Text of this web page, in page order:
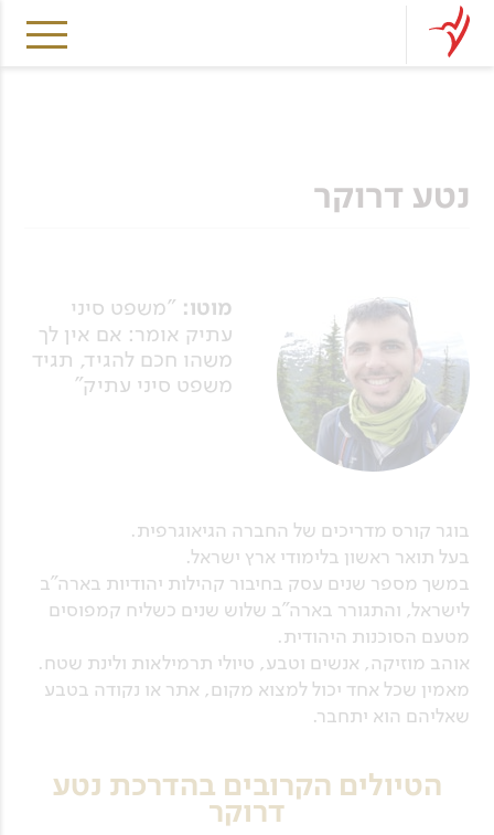
נטע דרוקר
מוטו: "משפט סיני
עתיק אומר: אם אין לך
משהו חכם להגיד, תגיד
משפט סיני עתיק"
בוגר קורס מדריכים של החברה הגיאוגרפית.
בעל תואר ראשון בלימודי ארץ ישראל.
במשך מספר שנים עסק בחיבור קהילות יהודיות בארה"ב
לישראל, והתגורר בארה"ב שלוש שנים כשליח קמפוסים
מטעם הסוכנות היהודית.
אוהב מוזיקה, אנשים וטבע, טיולי תרמילאות ולינת שטח.
מאמין שכל אחד יכול למצוא מקום, אתר או נקודה בטבע
שאליהם הוא יתחבר.
הטיולים הקרובים בהדרכת נטע
דרוקר